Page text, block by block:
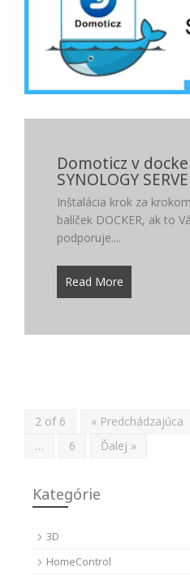
Domoticz v
SYNOLOGY
Inštalácia krok za
balíček DOCKER, ak to
podporuje....
Read More
2 of 6 « Predchádzajúca
…
6 Ďalej »
Kategórie
3D
HomeControl